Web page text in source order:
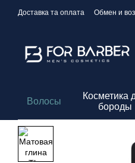
Перейти к основному контенту
Доставка та оплата Обмен и
Волосы
Косметика
бороды